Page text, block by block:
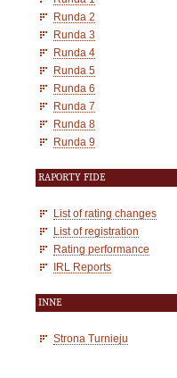
Runda 2
Runda 3
Runda 4
Runda 5
Runda 6
Runda 7
Runda 8
Runda 9
RAPORTY FIDE
List of rating changes
List of registration
Rating performance
IRL Reports
INNE
Strona Turnieju